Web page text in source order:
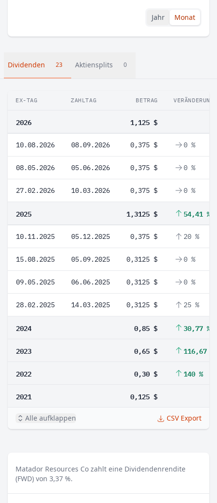
Jahr Monat
Dividenden 23 Aktiensplits 0
EX-TAG ZAHLTAG BETRAG VERÄNDERUNG
2026 1,125 $
10.08.2026 08.09.2026 0,375 $ 0 %
08.05.2026 05.06.2026 0,375 $ 0 %
27.02.2026 10.03.2026 0,375 $ 0 %
2025 1,3125 $ 54,41 %
10.11.2025 05.12.2025 0,375 $ 20 %
15.08.2025 05.09.2025 0,3125 $ 0 %
09.05.2025 06.06.2025 0,3125 $ 0 %
28.02.2025 14.03.2025 0,3125 $ 25 %
2024 0,85 $ 30,77 %
2023 0,65 $ 116,67 %
2022 0,30 $ 140 %
2021 0,125 $
Alle aufklappen CSV Export
Matador Resources Co zahlt eine Dividendenrendite
(FWD) von 3,37 %.